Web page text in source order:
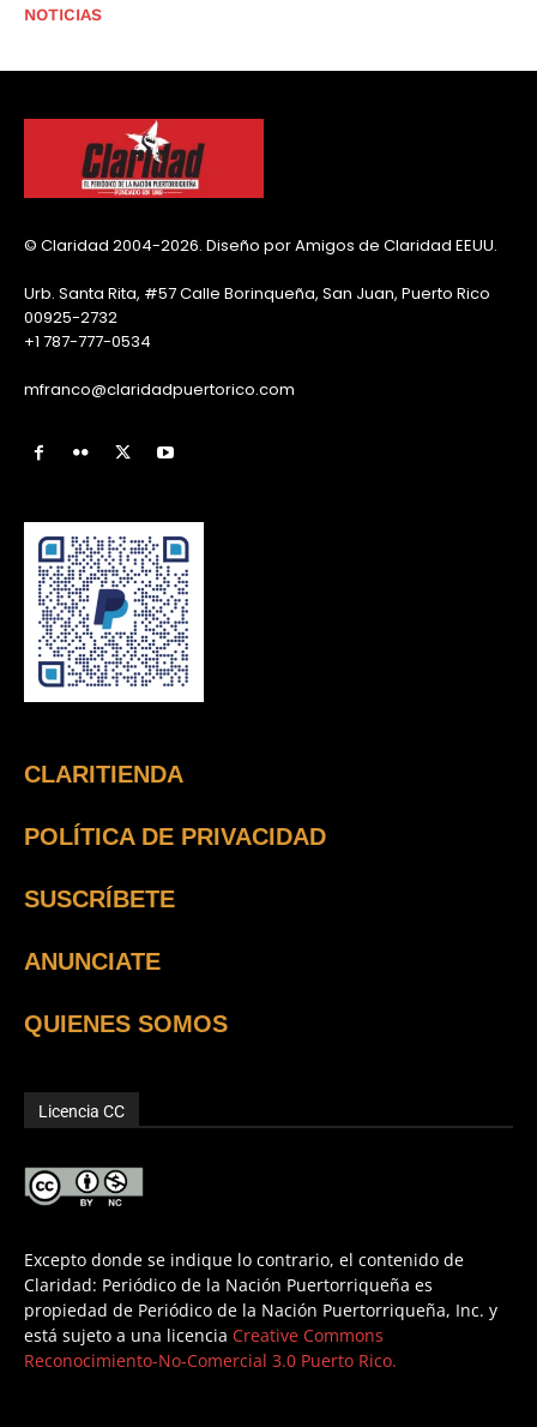
NOTICIAS
© Claridad 2004-2026. Diseño por Amigos de Claridad EEUU.
Urb. Santa Rita, #57 Calle Borinqueña, San Juan, Puerto Rico
00925-2732
+1 787-777-0534
mfranco@claridadpuertorico.com
CLARITIENDA
POLÍTICA DE PRIVACIDAD
SUSCRÍBETE
ANUNCIATE
QUIENES SOMOS
Licencia CC
Excepto donde se indique lo contrario, el contenido de
Claridad: Periódico de la Nación Puertorriqueña es
propiedad de Periódico de la Nación Puertorriqueña, Inc. y
está sujeto a una licencia Creative Commons
Reconocimiento-No-Comercial 3.0 Puerto Rico.